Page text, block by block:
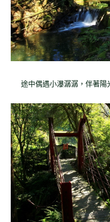
途中偶遇小瀑潺潺，伴著